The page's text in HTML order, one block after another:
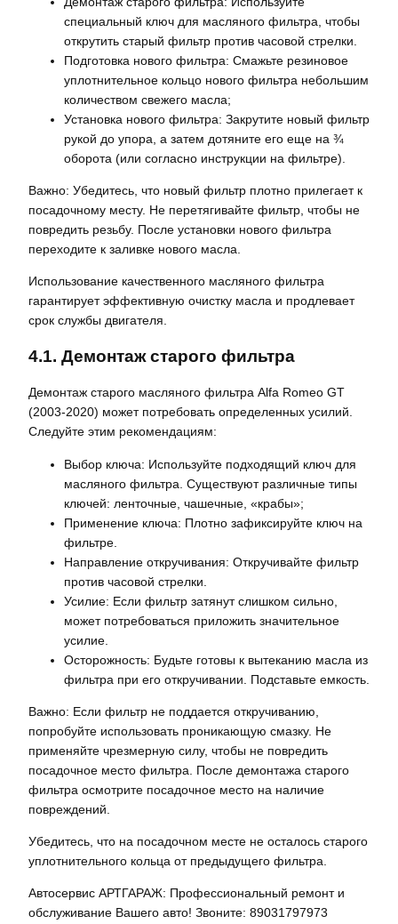
специальный ключ для масляного фильтра, чтобы
открутить старый фильтр против часовой стрелки.
Подготовка нового фильтра: Смажьте резиновое
уплотнительное кольцо нового фильтра небольшим
количеством свежего масла;
Установка нового фильтра: Закрутите новый фильтр
рукой до упора, а затем дотяните его еще на ¾
оборота (или согласно инструкции на фильтре).
Важно: Убедитесь, что новый фильтр плотно прилегает к
посадочному месту. Не перетягивайте фильтр, чтобы не
повредить резьбу. После установки нового фильтра
переходите к заливке нового масла.
Использование качественного масляного фильтра
гарантирует эффективную очистку масла и продлевает
срок службы двигателя.
4.1. Демонтаж старого фильтра
Демонтаж старого масляного фильтра Alfa Romeo GT
(2003-2020) может потребовать определенных усилий.
Следуйте этим рекомендациям:
Выбор ключа: Используйте подходящий ключ для
масляного фильтра. Существуют различные типы
ключей: ленточные, чашечные, «крабы»;
Применение ключа: Плотно зафиксируйте ключ на
фильтре.
Направление откручивания: Откручивайте фильтр
против часовой стрелки.
Усилие: Если фильтр затянут слишком сильно,
может потребоваться приложить значительное
усилие.
Осторожность: Будьте готовы к вытеканию масла из
фильтра при его откручивании. Подставьте емкость.
Важно: Если фильтр не поддается откручиванию,
попробуйте использовать проникающую смазку. Не
применяйте чрезмерную силу, чтобы не повредить
посадочное место фильтра. После демонтажа старого
фильтра осмотрите посадочное место на наличие
повреждений.
Убедитесь, что на посадочном месте не осталось старого
уплотнительного кольца от предыдущего фильтра.
Автосервис АРТГАРАЖ: Профессиональный ремонт и
обслуживание Вашего авто! Звоните: 89031797973